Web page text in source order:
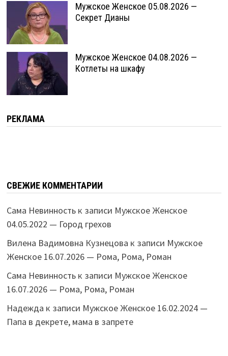
Мужское Женское 05.08.2026 —
Секрет Дианы
Мужское Женское 04.08.2026 —
Котлеты на шкафу
РЕКЛАМА
СВЕЖИЕ КОММЕНТАРИИ
Сама Невинностьк записи Мужское Женское
04.05.2022 — Город грехов
Вилена Вадимовна Кузнецова к записи Мужское
Женское 16.07.2026 — Рома, Рома, Роман
Сама Невинностьк записи Мужское Женское
16.07.2026 — Рома, Рома, Роман
Надежда к записи Мужское Женское 16.02.2024 —
Папа в декрете, мама в запрете